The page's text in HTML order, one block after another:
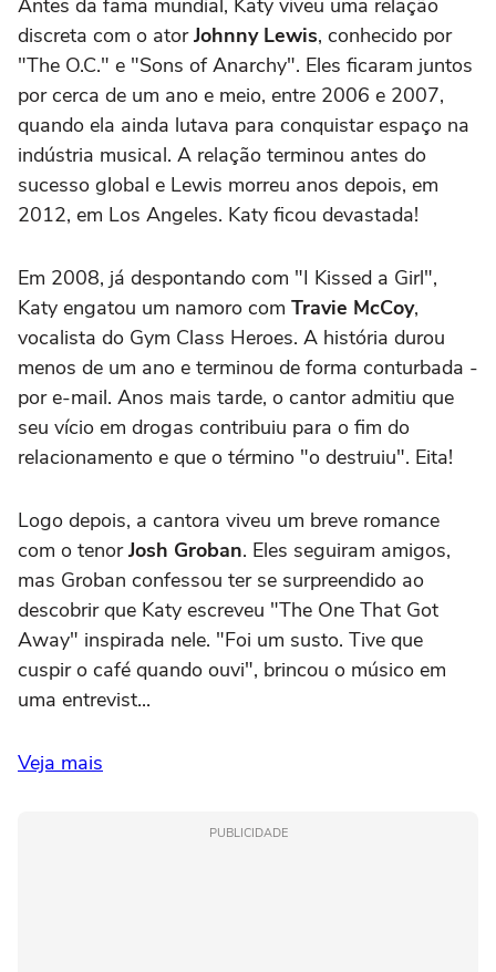
discreta com o atorJohnny Lewis, conhecido por
"The O.C." e "Sons of Anarchy". Eles ficaram juntos
por cerca de um ano e meio, entre 2006 e 2007,
quando ela ainda lutava para conquistar espaço na
indústria musical. A relação terminou antes do
sucesso global e Lewis morreu anos depois, em
2012, em Los Angeles. Katy ficou devastada!
Em 2008, já despontando com "I Kissed a Girl",
Katy engatou um namoro com Travie McCoy,
vocalista do Gym Class Heroes. A história durou
menos de um ano e terminou de forma conturbada -
por e-mail. Anos mais tarde, o cantor admitiu que
seu vício em drogas contribuiu para o fim do
relacionamento e que o término "o destruiu". Eita!
Logo depois, a cantora viveu um breve romance
com o tenorJosh Groban. Eles seguiram amigos,
mas Groban confessou ter se surpreendido ao
descobrir que Katy escreveu "The One That Got
Away" inspirada nele. "Foi um susto. Tive que
cuspir o café quando ouvi", brincou o músico em
uma entrevist...
Veja mais
PUBLICIDADE